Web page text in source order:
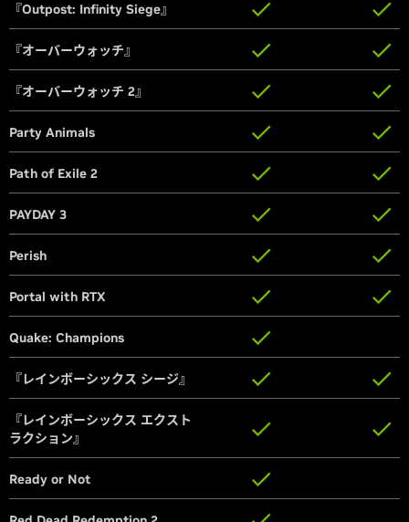
『Outpost: Infinity Siege』
『オーバーウォッチ』
『オーバーウォッチ 2』
Party Animals
Path of Exile 2
PAYDAY 3
Perish
Portal with RTX
Quake: Champions
『レインボーシックス シージ』
『レインボーシックス エクスト
ラクション』
Ready or Not
『Outpost: Infinity Siege』
『オーバーウォッチ』
『オーバーウォッチ 2』
Party Animals
Path of Exile 2
PAYDAY 3
Perish
Portal with RTX
Quake: Champions
『レインボーシックス シージ』
『レインボーシックス エクスト
ラクション』
Ready or Not